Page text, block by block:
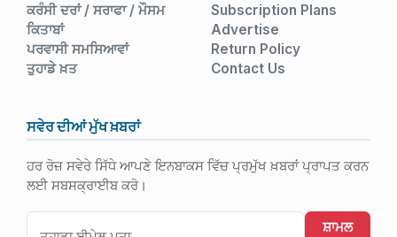
ਕਰੰਸੀ ਦਰਾਂ / ਸਰਾਫਾ / ਮੌਸਮ
ਕਿਤਾਬਾਂ
ਪਰਵਾਸੀ ਸਮਸਿਆਵਾਂ
ਤੁਹਾਡੇ ਖ਼ਤ
Subscription Plans
Advertise
Return Policy
Contact Us
ਸਵੇਰ ਦੀਆਂ ਮੁੱਖ ਖ਼ਬਰਾਂ
ਹਰ ਰੋਜ਼ ਸਵੇਰੇ ਸਿੱਧੇ ਆਪਣੇ ਇਨਬਾਕਸ ਵਿੱਚ ਪ੍ਰਮੁੱਖ ਖ਼ਬਰਾਂ ਪ੍ਰਾਪਤ ਕਰਨ
ਲਈ ਸਬਸਕ੍ਰਾਈਬ ਕਰੋ।
ਸ਼ਾਮਲ